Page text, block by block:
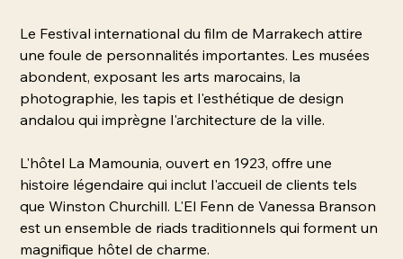
Le Festival international du film de Marrakech attire
une foule de personnalités importantes. Les musées
abondent, exposant les arts marocains, la
photographie, les tapis et l'esthétique de design
andalou qui imprègne l'architecture de la ville.
L'hôtel La Mamounia, ouvert en 1923, offre une
histoire légendaire qui inclut l'accueil de clients tels
que Winston Churchill. L'El Fenn de Vanessa Branson
est un ensemble de riads traditionnels qui forment un
magnifique hôtel de charme.